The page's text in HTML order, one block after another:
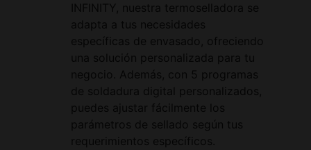
INFINITY, nuestra termoselladora se
adapta a tus necesidades
específicas de envasado, ofreciendo
una solución personalizada para tu
negocio. Además, con 5 programas
de soldadura digital personalizados,
puedes ajustar fácilmente los
parámetros de sellado según tus
requerimientos específicos.